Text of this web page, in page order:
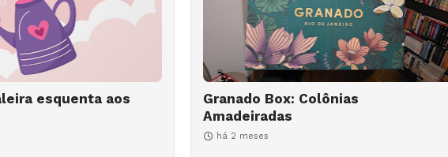
esquenta aos
Granado Box: Colônias
Amadeiradas
há 2 meses